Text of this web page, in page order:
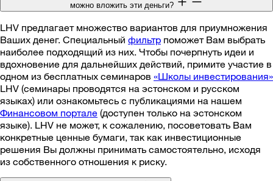
можно вложить эти деньги?
LHV предлагает множество вариантов для приумножения
Ваших денег. Специальный фильтр поможет Вам выбрать
наиболее подходящий из них. Чтобы почерпнуть идеи и
вдохновение для дальнейших действий, примите участие в
одном из бесплатных семинаров «Школы инвестирования»
LHV (семинары проводятся на эстонском и русском
языках) или ознакомьтесь с публикациями на нашем
Финансовом портале (доступен только на эстонском
языке). LHV не может, к сожалению, посоветовать Вам
конкретные ценные бумаги, так как инвестиционные
решения Вы должны принимать самостоятельно, исходя
из собственного отношения к риску.